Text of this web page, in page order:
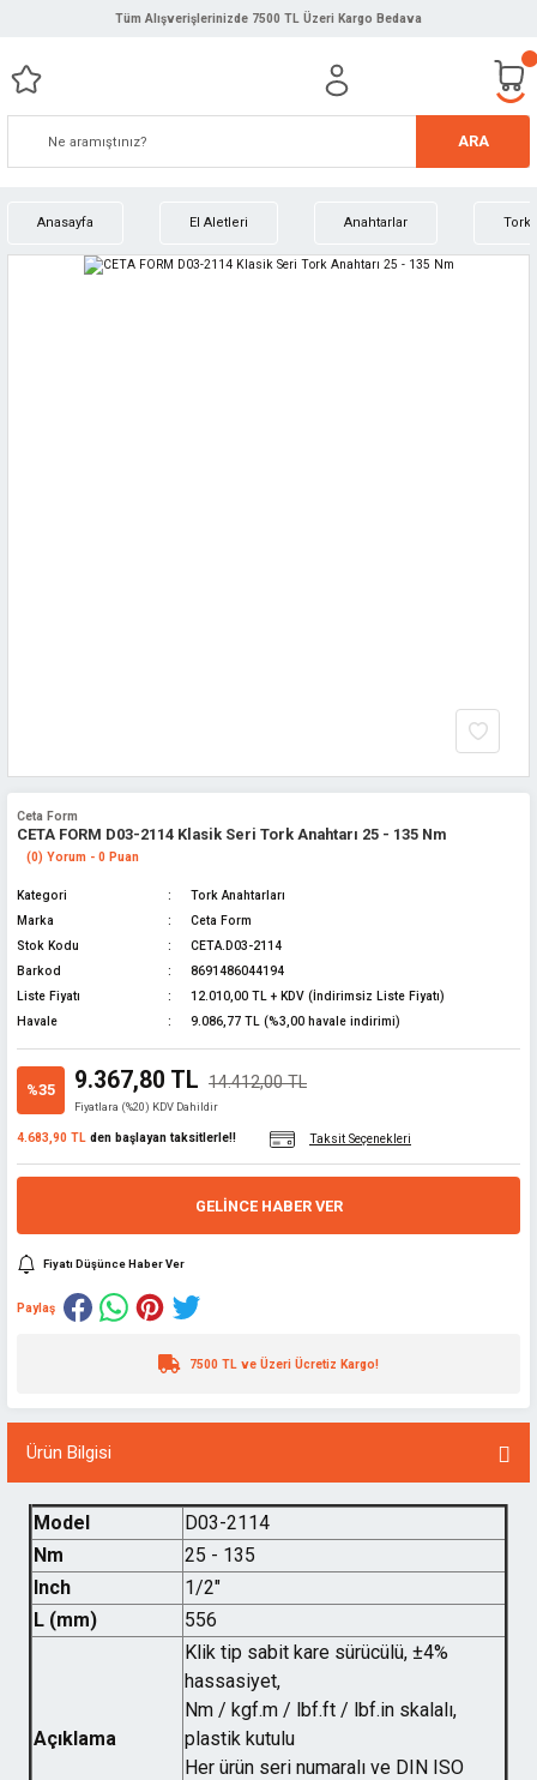
Tüm Alışverişlerinizde 7500 TL Üzeri Kargo Bedava
ARA
Anasayfa El Aletleri Anahtarlar Tork
Ceta Form
CETA FORM D03-2114 Klasik Seri Tork Anahtarı 25 - 135 Nm
(0) Yorum - 0 Puan
Kategori
Tork Anahtarları
Marka
Ceta Form
Stok Kodu
CETA.D03-2114
Barkod
8691486044194
Liste Fiyatı
12.010,00 TL + KDV (İndirimsiz Liste Fiyatı)
Havale
9.086,77 TL (%3,00 havale indirimi)
%35 9.367,80 TL 14.412,00 TL
Fiyatlara (%20) KDV Dahildir
4.683,90 TL den başlayan taksitlerle!! Taksit Seçenekleri
GELINCE HABER VER
Fiyatı Düşünce Haber Ver
Paylaş
7500 TL ve Üzeri Ücretiz Kargo!
Ürün Bilgisi
Model
D03-2114
Nm
25 - 135
Inch
1/2"
L (mm)
556
Açıklama
Klik tip sabit kare sürücülü, ±4%
hassasiyet,
Nm / kgf.m / lbf.ft / lbf.in skalalı,
plastik kutulu
Her ürün seri numaralı ve DIN ISO